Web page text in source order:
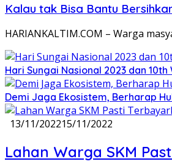
Kalau tak Bisa Bantu
HARIANKALTIM.COM – Warga
Hari Sungai Nasional 2023 dan
Demi Jaga Ekosistem, Berharap
13/11/202215/11/2022
Lahan Warga SKM